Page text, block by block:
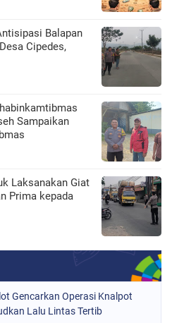
Balapan
Cipedes,
Sampaikan
Laksanakan Giat
Prima kepada
Gencarkan Operasi Knalpot
Lalu Lintas Tertib